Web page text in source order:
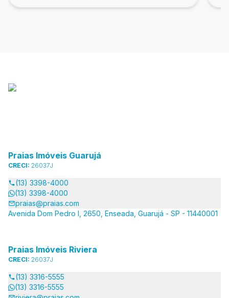
Praias Imóveis Guarujá
CRECI: 26037J
(13) 3398-4000
(13) 3398-4000
praias@praias.com
Avenida Dom Pedro I, 2650, Enseada, Guarujá - SP - 11440001
Praias Imóveis Riviera
CRECI: 26037J
(13) 3316-5555
(13) 3316-5555